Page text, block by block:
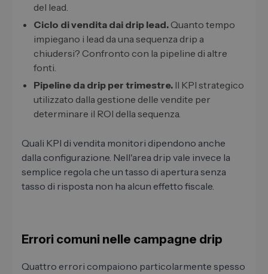
del lead.
Ciclo di vendita dai drip lead. Quanto tempo
impiegano i lead da una sequenza drip a
chiudersi? Confronto con la pipeline di altre
fonti.
Pipeline da drip per trimestre. Il KPI strategico
utilizzato dalla gestione delle vendite per
determinare il ROI della sequenza.
Quali KPI di vendita monitori dipendono anche
dalla configurazione. Nell'area drip vale invece la
semplice regola che un tasso di apertura senza
tasso di risposta non ha alcun effetto fiscale.
Errori comuni nelle campagne drip
Quattro errori compaiono particolarmente spesso